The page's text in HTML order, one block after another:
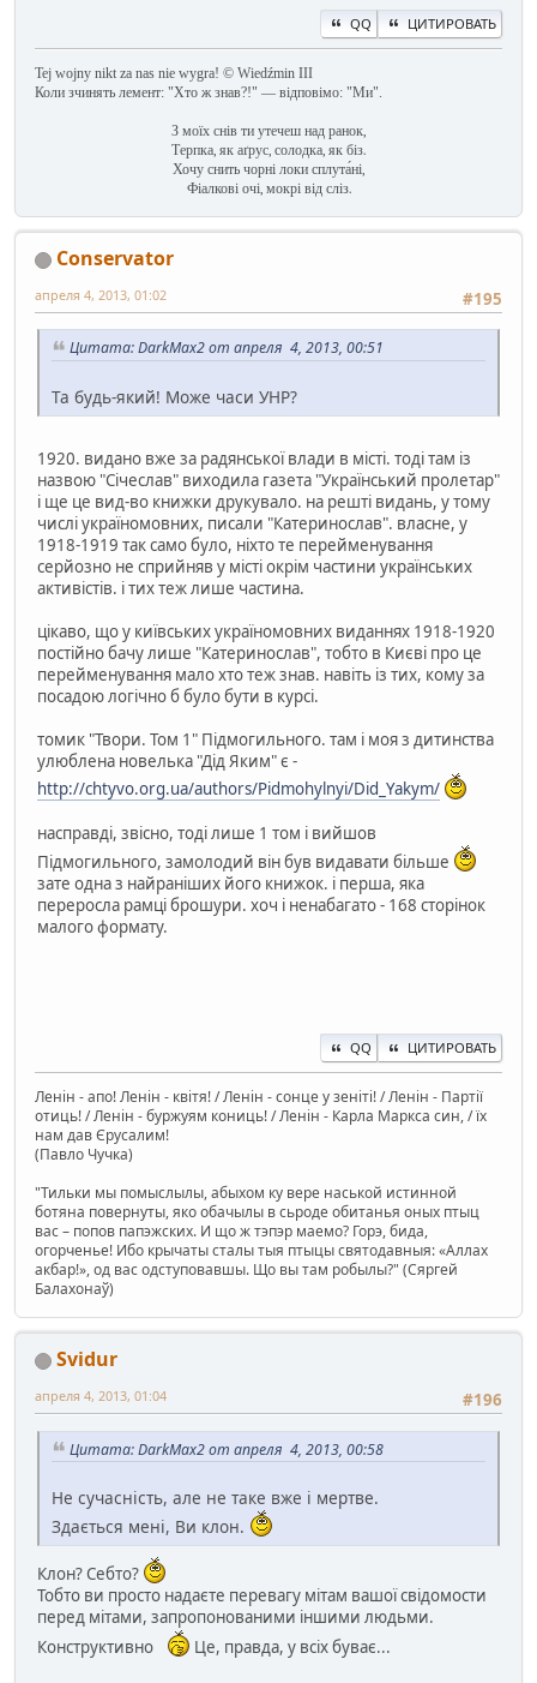
QQ ЦИТИРОВАТЬ
Tej wojny nikt za nas nie wygra! © Wiedźmin III
Коли зчинять лемент: "Хто ж знав?!" — відповімо: "Ми".
З моїх снів ти утечеш над ранок,
Терпка, як аґрус, солодка, як біз.
Хочу снить чорні локи сплута́ні,
Фіалкові очі, мокрі від сліз.
Conservator
#195
апреля 4, 2013, 01:02
Цитата: DarkMax2 от апреля 4, 2013, 00:51
Та будь-який! Може часи УНР?
1920. видано вже за радянської влади в місті. тоді там із
назвою "Січеслав" виходила газета "Український пролетар"
і ще це вид-во книжки друкувало. на решті видань, у тому
числі україномовних, писали "Катеринослав". власне, у
1918-1919 так само було, ніхто те перейменування
серйозно не сприйняв у місті окрім частини українських
активістів. і тих теж лише частина.
цікаво, що у київських україномовних виданнях 1918-1920
постійно бачу лише "Катеринослав", тобто в Києві про це
перейменування мало хто теж знав. навіть із тих, кому за
посадою логічно б було бути в курсі.
томик "Твори. Том 1" Підмогильного. там і моя з дитинства
улюблена новелька "Дід Яким" є -
http://chtyvo.org.ua/authors/Pidmohylnyi/Did_Yakym/
насправді, звісно, тоді лише 1 том і вийшов
Підмогильного, замолодий він був видавати більше
зате одна з найраніших його книжок. і перша, яка
переросла рамці брошури. хоч і ненабагато - 168 сторінок
малого формату.
QQ ЦИТИРОВАТЬ
Ленін - апо! Ленін - квітя! / Ленін - сонце у зеніті! / Ленін - Партії
отиць! / Ленін - буржуям кониць! / Ленін - Карла Маркса син, / їх
нам дав Єрусалим!
(Павло Чучка)
"Тильки мы помыслылы, абыхом ку вере наськой истинной
ботяна повернуты, яко обачылы в сьроде обитанья оных птыц
вас – попов папэжских. И що ж тэпэр маемо? Горэ, бида,
огорченье! Ибо крычаты сталы тыя птыцы святодавныя: «Аллах
акбар!», од вас одступовавшы. Що вы там робылы?" (Сяргей
Балахонаў)
Svidur
#196
апреля 4, 2013, 01:04
Цитата: DarkMax2 от апреля 4, 2013, 00:58
Не сучасність, але не таке вже і мертве.
Здається мені, Ви клон.
Клон? Себто?
Тобто ви просто надаєте перевагу мітам вашої свідомости
перед мітами, запропонованими іншими людьми.
Конструктивно
Це, правда, у всіх буває...